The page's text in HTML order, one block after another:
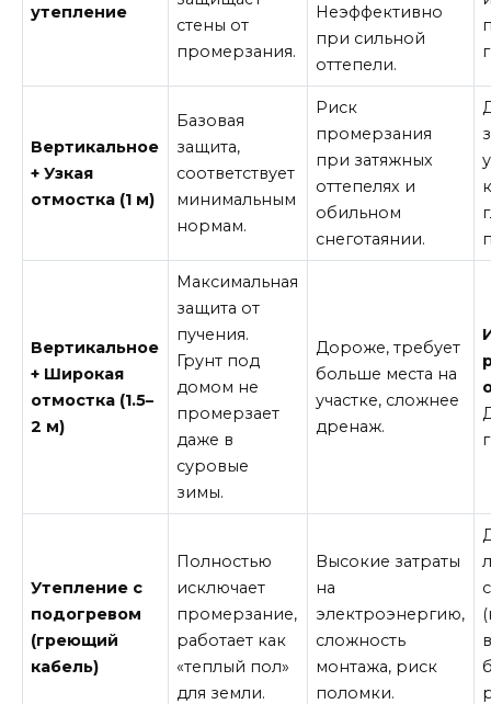
утепление
стены от
промерзания.
Неэффективно
при сильной
оттепели.
Вертикальное
+ Узкая
отмостка (1 м)
Базовая
защита,
соответствует
минимальным
нормам.
Риск
промерзания
при затяжных
оттепелях и
обильном
снеготаянии.
Вертикальное
+ Широкая
отмостка (1.5–
2 м)
Максимальная
защита от
пучения.
Грунт под
домом не
промерзает
даже в
суровые
зимы.
Дороже, требует
больше места на
участке, сложнее
дренаж.
Утепление с
подогревом
(греющий
кабель)
Полностью
исключает
промерзание,
работает как
«теплый пол»
для земли.
Высокие затраты
на
электроэнергию,
сложность
монтажа, риск
поломки.